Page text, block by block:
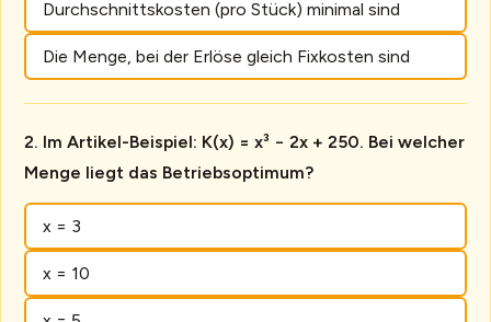
Durchschnittskosten (pro Stück) minimal sind
Die Menge, bei der Erlöse gleich Fixkosten sind
Im Artikel-Beispiel: K(x) = x³ − 2x + 250. Bei welcher
Menge liegt das Betriebsoptimum?
x = 3
x = 10